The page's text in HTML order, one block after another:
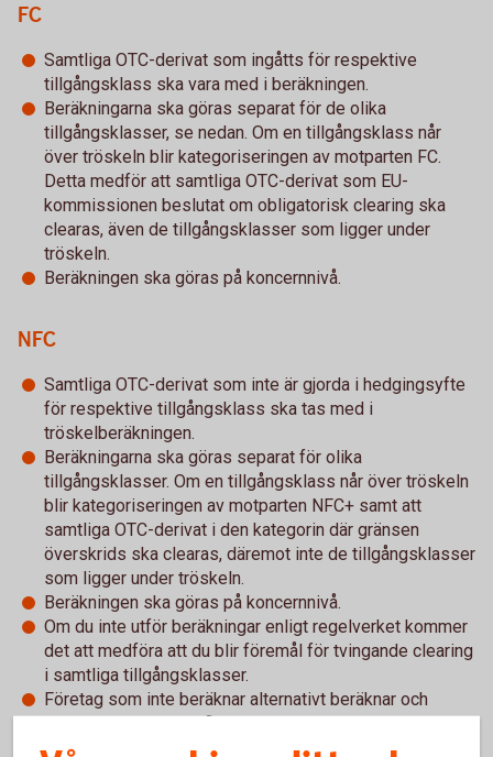
FC
Samtliga OTC-derivat som ingåtts för respektive
tillgångsklass ska vara med i beräkningen.
Beräkningarna ska göras separat för de olika
tillgångsklasser, se nedan. Om en tillgångsklass når
över tröskeln blir kategoriseringen av motparten FC.
Detta medför att samtliga OTC-derivat som EU-
kommissionen beslutat om obligatorisk clearing ska
clearas, även de tillgångsklasser som ligger under
tröskeln.
Beräkningen ska göras på koncernnivå.
NFC
Samtliga OTC-derivat som inte är gjorda i hedgingsyfte
för respektive tillgångsklass ska tas med i
tröskelberäkningen.
Beräkningarna ska göras separat för olika
tillgångsklasser. Om en tillgångsklass når över tröskeln
blir kategoriseringen av motparten NFC+ samt att
samtliga OTC-derivat i den kategorin där gränsen
överskrids ska clearas, däremot inte de tillgångsklasser
som ligger under tröskeln.
Beräkningen ska göras på koncernnivå.
Om du inte utför beräkningar enligt regelverket kommer
det att medföra att du blir föremål för tvingande clearing
i samtliga tillgångsklasser.
Företag som inte beräknar alternativt beräknar och
hamnar över en eller flera clearingtrösklar ska genast
notifiera ESMA och Finansinspektionen.